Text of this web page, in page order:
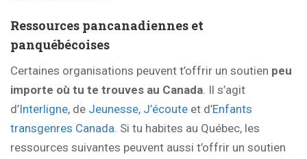
Ressources pancanadiennes et
panquébécoises
Certaines organisations peuvent t’offrir un soutien peu
importe où tu te trouves au Canada. Il s’agit
d’Interligne, de Jeunesse, J’écoute et d’Enfants
transgenres Canada. Si tu habites au Québec, les
ressources suivantes peuvent aussi t’offrir un soutien